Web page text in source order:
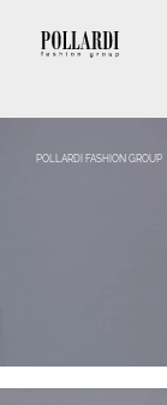
POLLARDI FASHION GROUP